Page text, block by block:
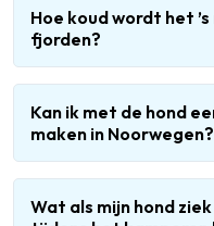
Hoe koud wordt het
fjorden?
Kan ik met de hond
maken in Noorwegen?
Wat als mijn hond